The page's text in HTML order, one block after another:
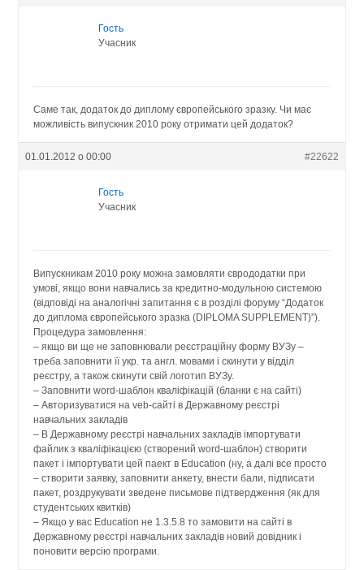
Гость
Учасник
Саме так, додаток до диплому європейського зразку. Чи має
можливість випускник 2010 року отримати цей додаток?
01.01.2012 о 00:00 #22622
Гость
Учасник
Випускникам 2010 року можна замовляти єврододатки при
умові, якщо вони навчались за кредитно-модульною системою
(відповіді на аналогічні запитання є в розділі форуму “Додаток
до диплома європейського зразка (DIPLOMA SUPPLEMENT)”).
Процедура замовлення:
– якщо ви ще не заповнювали реєстраційну форму ВУЗу –
треба заповнити її укр. та англ. мовами і скинути у відділ
реєстру, а також скинути свій логотип ВУЗу.
– Заповнити word-шаблон кваліфікацій (бланки є на сайті)
– Авторизуватися на veb-сайті в Державному реєстрі
навчальних закладів
– В Державному реєстрі навчальних закладів імпортувати
файлик з кваліфікацією (створений word-шаблон) створити
пакет і імпортувати цей паект в Education (ну, а далі все просто
– створити заявку, заповнити анкету, внести бали, підписати
пакет, роздрукувати зведене письмове підтвердження (як для
студентських квитків)
– Якщо у вас Education не 1.3.5.8 то замовити на сайті в
Державному реєстрі навчальних закладів новий довідник і
поновити версію програми.